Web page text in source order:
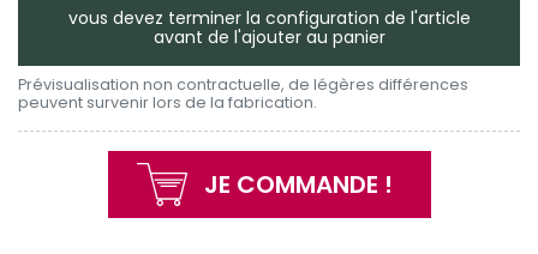
vous devez terminer la configuration de l'article
avant de l'ajouter au panier
Prévisualisation non contractuelle, de légères différences
peuvent survenir lors de la fabrication.
JE COMMANDE !